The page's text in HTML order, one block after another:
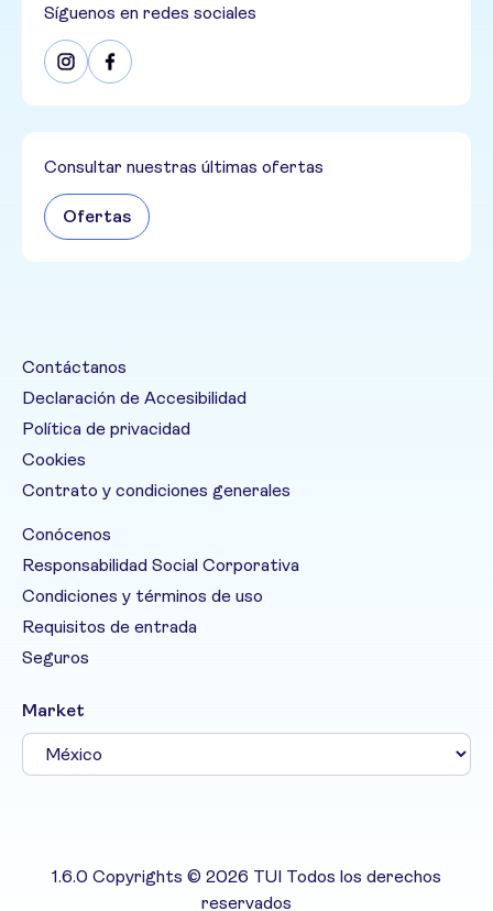
Síguenos en redes sociales
Consultar nuestras últimas ofertas
Ofertas
Contáctanos
Declaración de Accesibilidad
Política de privacidad
Cookies
Contrato y condiciones generales
Conócenos
Responsabilidad Social Corporativa
Condiciones y términos de uso
Requisitos de entrada
Seguros
Market
1.6.0 Copyrights © 2026 TUI Todos los derechos
reservados